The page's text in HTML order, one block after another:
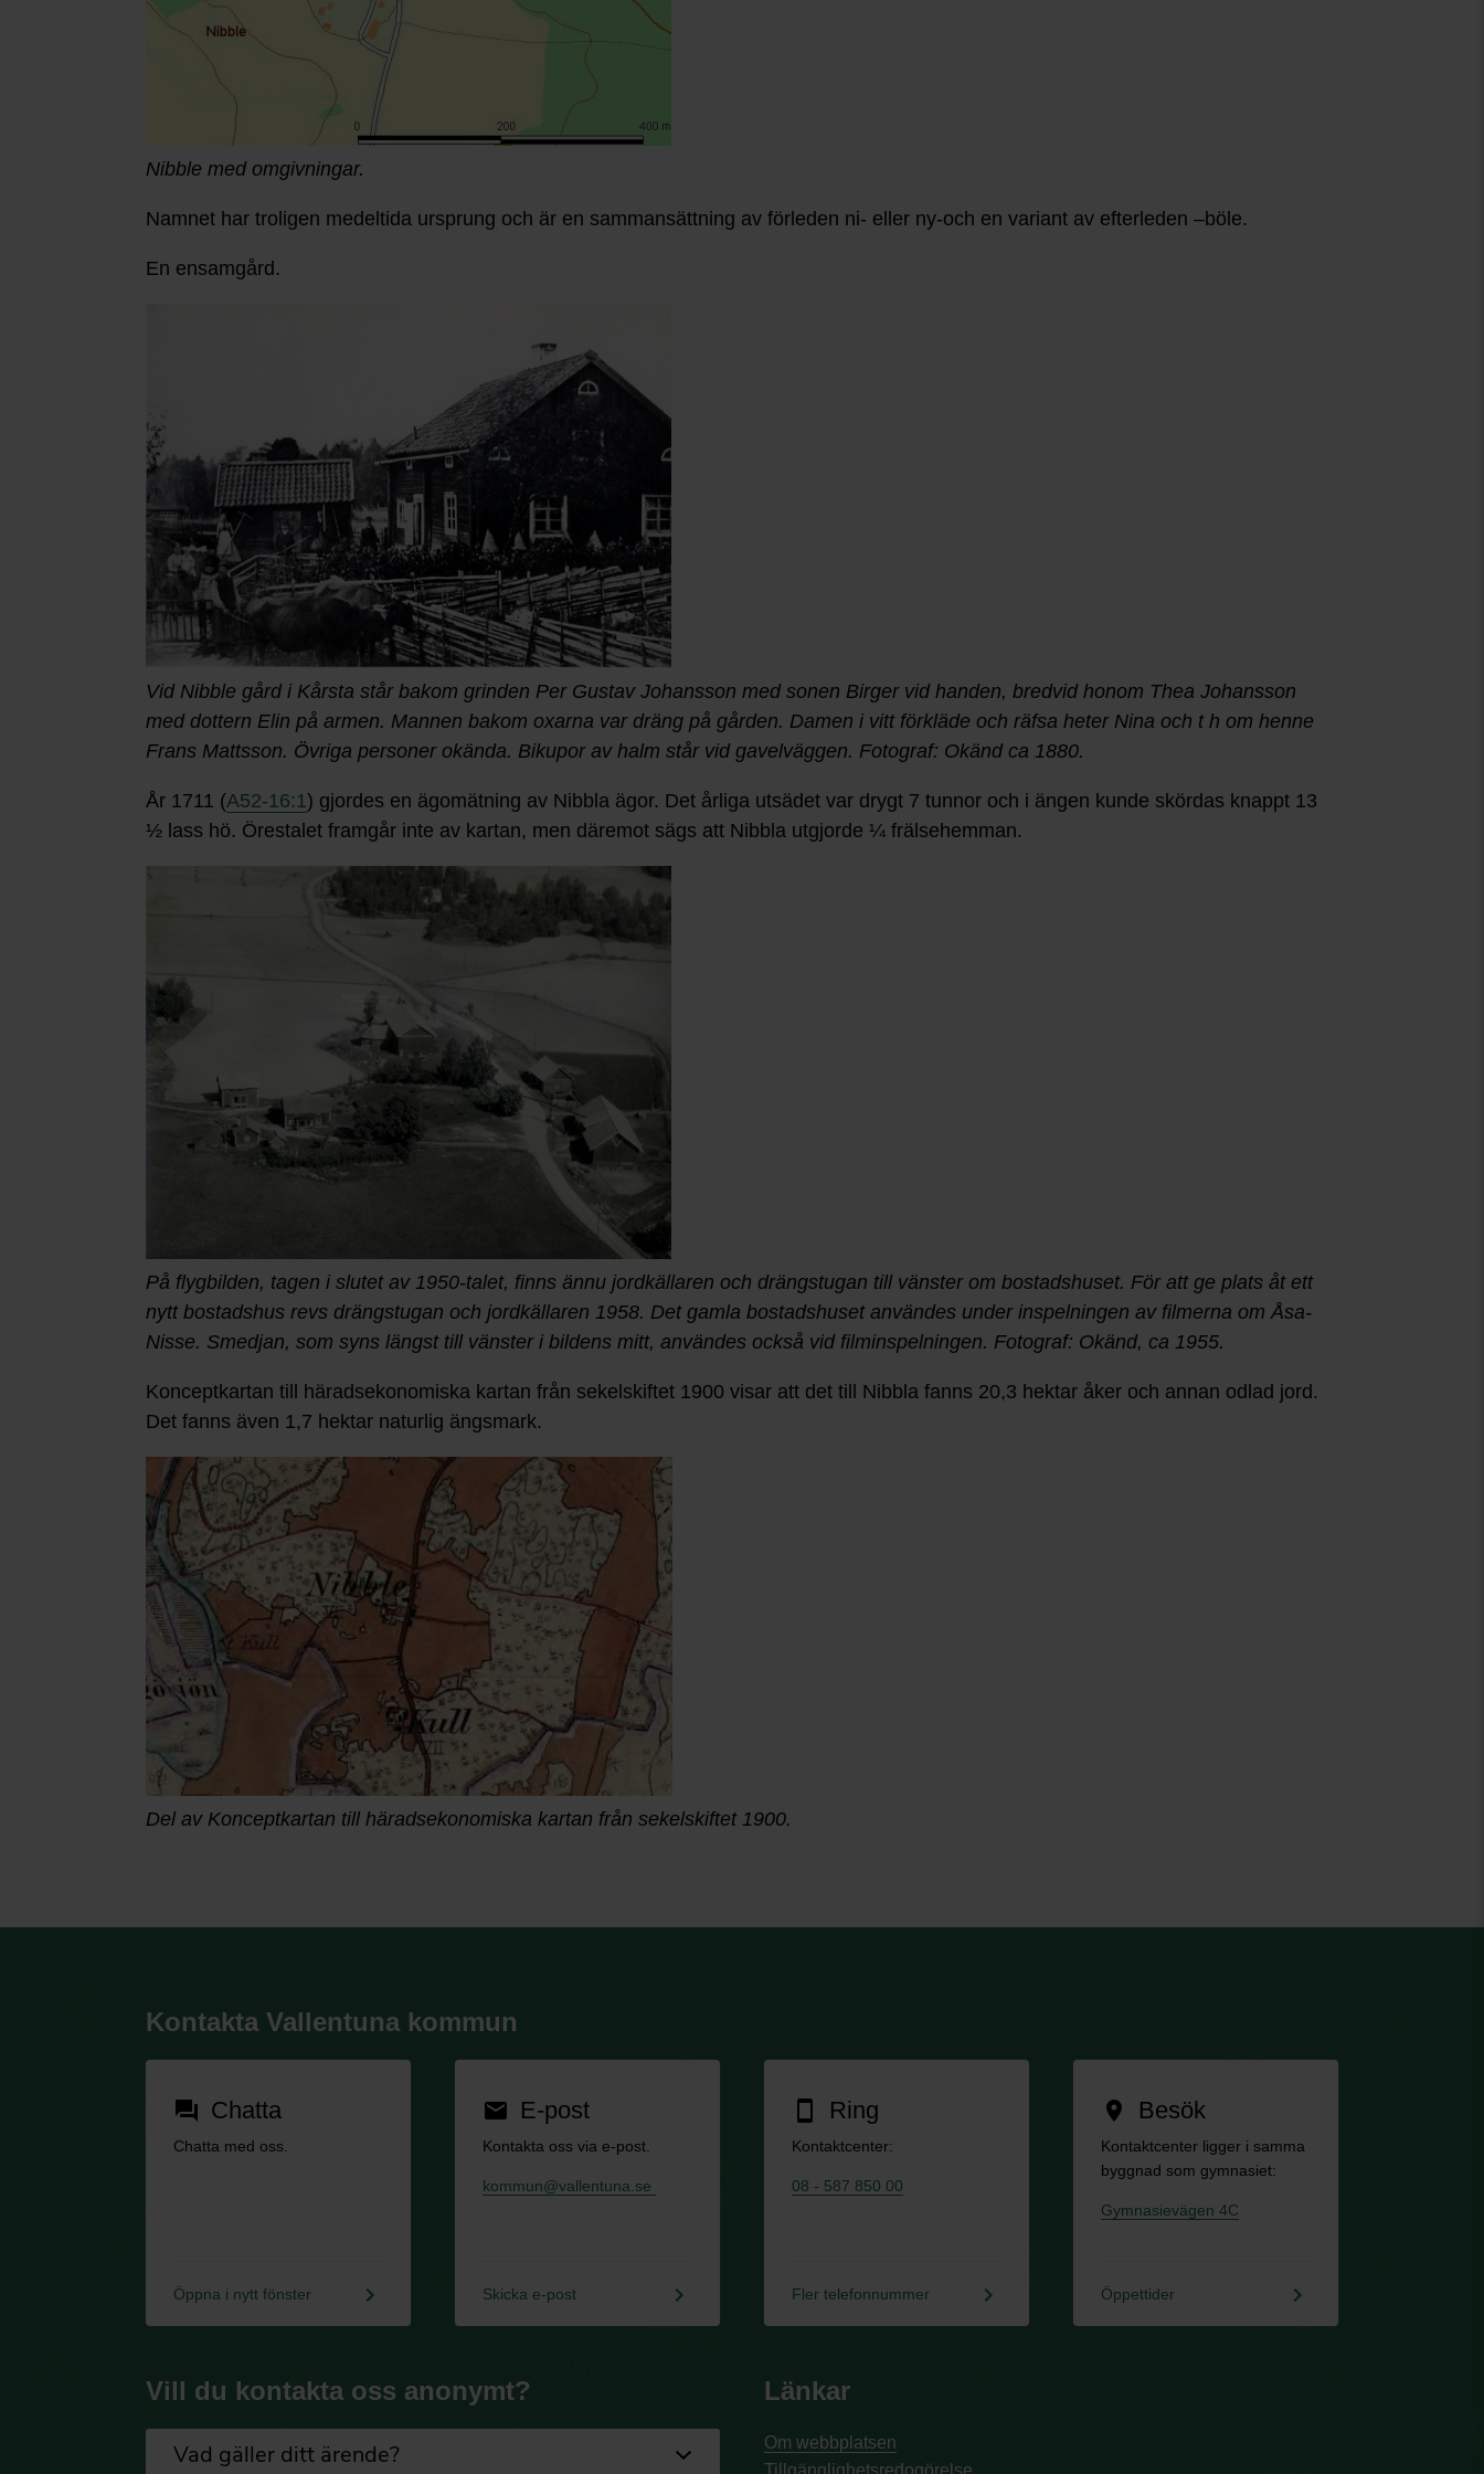
Nibble med omgivningar.
Namnet har troligen medeltida ursprung och är en sammansättning av förleden ni- eller ny-och en variant av efterleden –böle.
En ensamgård.
Vid Nibble gård i Kårsta står bakom grinden Per Gustav Johansson med sonen Birger vid handen, bredvid honom Thea Johansson
med dottern Elin på armen. Mannen bakom oxarna var dräng på gården. Damen i vitt förkläde och räfsa heter Nina och t h om henne
Frans Mattsson. Övriga personer okända. Bikupor av halm står vid gavelväggen. Fotograf: Okänd ca 1880.
År 1711 (A52-16:1) gjordes en ägomätning av Nibbla ägor. Det årliga utsädet var drygt 7 tunnor och i ängen kunde skördas knappt 13
½ lass hö. Örestalet framgår inte av kartan, men däremot sägs att Nibbla utgjorde ¼ frälsehemman.
På flygbilden, tagen i slutet av 1950-talet, finns ännu jordkällaren och drängstugan till vänster om bostadshuset. För att ge plats åt ett
nytt bostadshus revs drängstugan och jordkällaren 1958. Det gamla bostadshuset användes under inspelningen av filmerna om Åsa-
Nisse. Smedjan, som syns längst till vänster i bildens mitt, användes också vid filminspelningen. Fotograf: Okänd, ca 1955.
Konceptkartan till häradsekonomiska kartan från sekelskiftet 1900 visar att det till Nibbla fanns 20,3 hektar åker och annan odlad jord.
Det fanns även 1,7 hektar naturlig ängsmark.
Del av Konceptkartan till häradsekonomiska kartan från sekelskiftet 1900.
Kontakta Vallentuna kommun
forum Chatta
Chatta med oss.
Öppna i nytt fönster keyboard_arrow_right
email E-post
Kontakta oss via e-post.
kommun@vallentuna.se
Skicka e-post keyboard_arrow_right
smartphone Ring
Kontaktcenter:
08 - 587 850 00
Fler telefonnummer keyboard_arrow_right
location_on Besök
Kontaktcenter ligger i samma
byggnad som gymnasiet:
Gymnasievägen 4C
Öppettider keyboard_arrow_right
Vill du kontakta oss anonymt? Länkar
Om webbplatsen
Tillgänglighetsredogörelse